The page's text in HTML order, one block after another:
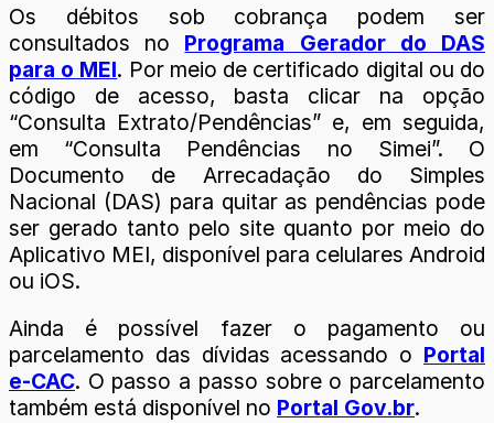
Os débitos sob cobrança podem ser
consultados no Programa Gerador do DAS
para o MEI. Por meio de certificado digital ou do
código de acesso, basta clicar na opção
“Consulta Extrato/Pendências” e, em seguida,
em “Consulta Pendências no Simei”. O
Documento de Arrecadação do Simples
Nacional (DAS) para quitar as pendências pode
ser gerado tanto pelo site quanto por meio do
Aplicativo MEI, disponível para celulares Android
ou iOS.
Ainda é possível fazer o pagamento ou
parcelamento das dívidas acessando o Portal
e-CAC. O passo a passo sobre o parcelamento
também está disponível no Portal Gov.br.